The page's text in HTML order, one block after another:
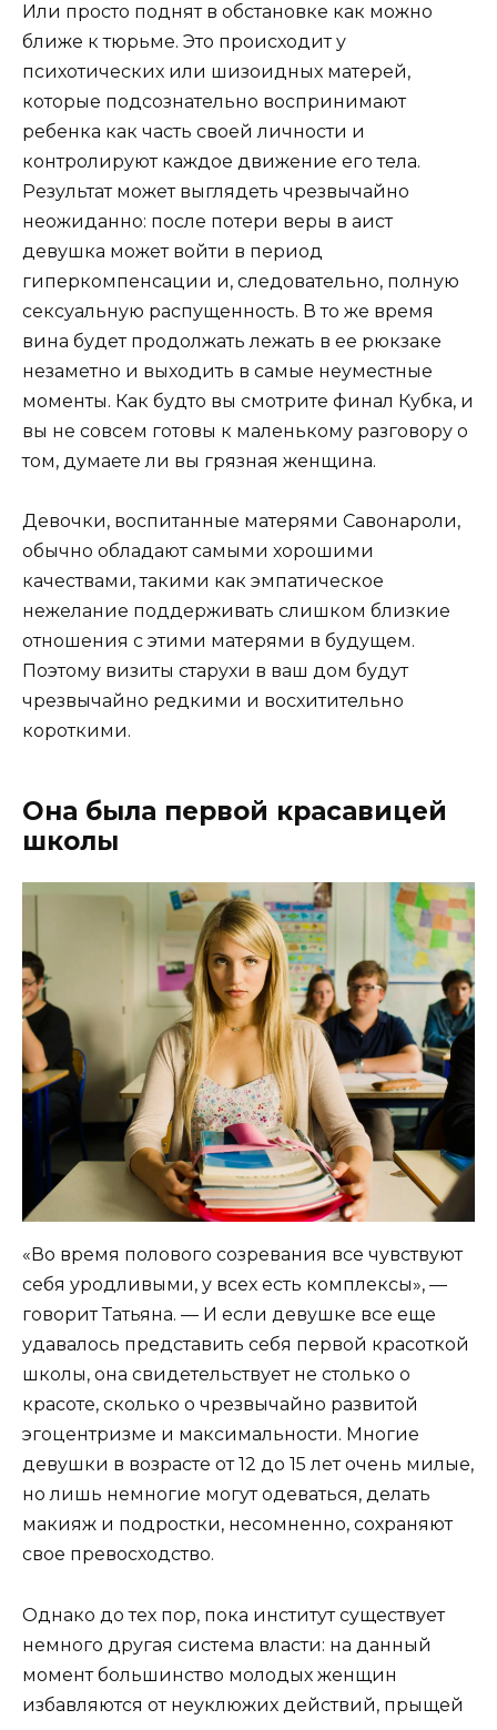
Или просто поднят в обстановке как можно
ближе к тюрьме. Это происходит у
психотических или шизоидных матерей,
которые подсознательно воспринимают
ребенка как часть своей личности и
контролируют каждое движение его тела.
Результат может выглядеть чрезвычайно
неожиданно: после потери веры в аист
девушка может войти в период
гиперкомпенсации и, следовательно, полную
сексуальную распущенность. В то же время
вина будет продолжать лежать в ее рюкзаке
незаметно и выходить в самые неуместные
моменты. Как будто вы смотрите финал Кубка, и
вы не совсем готовы к маленькому разговору о
том, думаете ли вы грязная женщина.
Девочки, воспитанные матерями Савонароли,
обычно обладают самыми хорошими
качествами, такими как эмпатическое
нежелание поддерживать слишком близкие
отношения с этими матерями в будущем.
Поэтому визиты старухи в ваш дом будут
чрезвычайно редкими и восхитительно
короткими.
Она была первой красавицей
школы
«Во время полового созревания все чувствуют
себя уродливыми, у всех есть комплексы», —
говорит Татьяна. — И если девушке все еще
удавалось представить себя первой красоткой
школы, она свидетельствует не столько о
красоте, сколько о чрезвычайно развитой
эгоцентризме и максимальности. Многие
девушки в возрасте от 12 до 15 лет очень милые,
но лишь немногие могут одеваться, делать
макияж и подростки, несомненно, сохраняют
свое превосходство.
Однако до тех пор, пока институт существует
немного другая система власти: на данный
момент большинство молодых женщин
избавляются от неуклюжих действий, прыщей